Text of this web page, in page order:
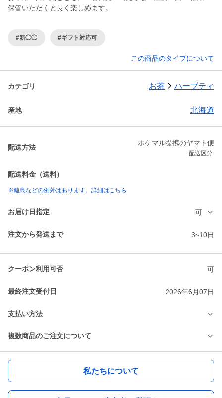
保管いただくと長く楽しめます。
#新◯◯ #ギフト対応可
この商品のタイプについて
カテゴリ お茶 ハーブティ
産地 北海道
配送方法
ポケマル提携のヤマト便
配送区分:
配送料金（送料）
※離島などの例外はあります。詳細はこちら
お届け日指定 可
注文から発送まで 3~10日
クーポン利用可否 可
最終注文受付日 2026年6月07日
支払い方法
複数商品のご注文について
私たちについて